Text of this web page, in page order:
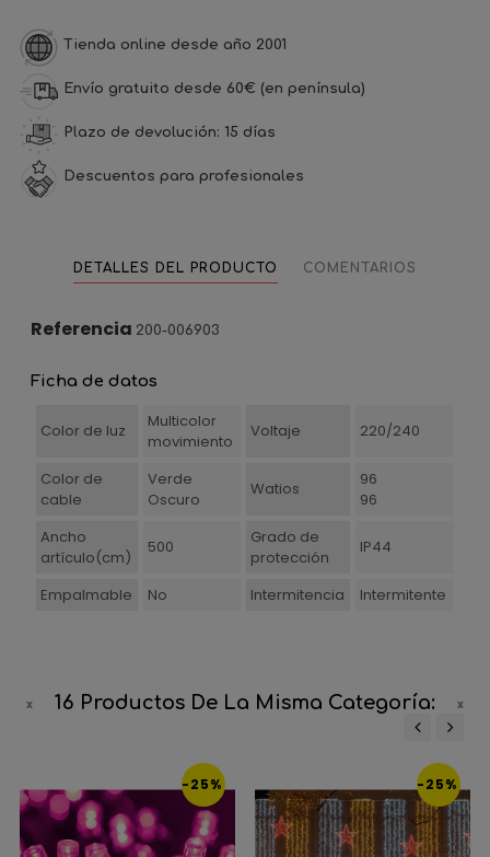
Tienda online desde año 2001
Envío gratuito desde 60€ (en península)
Plazo de devolución: 15 días
Descuentos para profesionales
DETALLES DEL PRODUCTO COMENTARIOS
Referencia 200-006903
Ficha de datos
Color de luz
Multicolor
movimiento
Voltaje 220/240
Color de
cable
Verde
Oscuro
Watios
96
96
Ancho
artículo(cm)
500
Grado de
protección
IP44
Empalmable No Intermitencia Intermitente
16 Productos De La Misma Categoría:
-25% -25%